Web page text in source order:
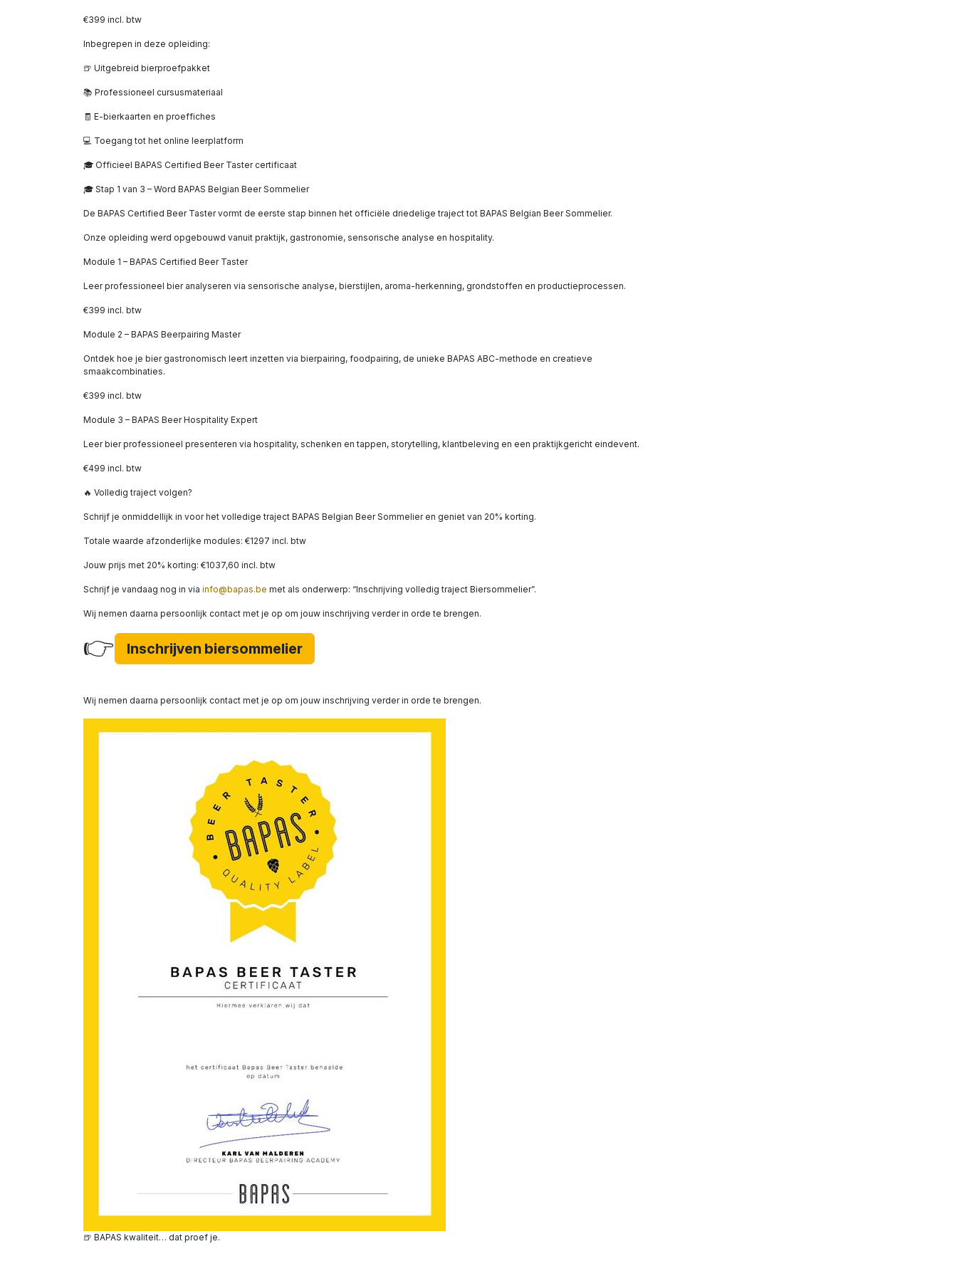
€399 incl. btw
Inbegrepen in deze opleiding:
🍺 Uitgebreid bierproefpakket
📚 Professioneel cursusmateriaal
🧾 E-bierkaarten en proeffiches
💻 Toegang tot het online leerplatform
🎓 Officieel BAPAS Certified Beer Taster certificaat
🎓 Stap 1 van 3 – Word BAPAS Belgian Beer Sommelier
De BAPAS Certified Beer Taster vormt de eerste stap binnen het officiële driedelige traject tot BAPAS Belgian Beer Sommelier.
Onze opleiding werd opgebouwd vanuit praktijk, gastronomie, sensorische analyse en hospitality.
Module 1 – BAPAS Certified Beer Taster
Leer professioneel bier analyseren via sensorische analyse, bierstijlen, aroma-herkenning, grondstoffen en productieprocessen.
€399 incl. btw
Module 2 – BAPAS Beerpairing Master
Ontdek hoe je bier gastronomisch leert inzetten via bierpairing, foodpairing, de unieke BAPAS ABC-methode en creatieve
smaakcombinaties.
€399 incl. btw
Module 3 – BAPAS Beer Hospitality Expert
Leer bier professioneel presenteren via hospitality, schenken en tappen, storytelling, klantbeleving en een praktijkgericht eindevent.
€499 incl. btw
🔥 Volledig traject volgen?
Schrijf je onmiddellijk in voor het volledige traject BAPAS Belgian Beer Sommelier en geniet van 20% korting.
Totale waarde afzonderlijke modules: €1297 incl. btw
Jouw prijs met 20% korting: €1037,60 incl. btw
Schrijf je vandaag nog in via info@bapas.be met als onderwerp: “Inschrijving volledig traject Biersommelier”.
Wij nemen daarna persoonlijk contact met je op om jouw inschrijving verder in orde te brengen.
👉 Inschrijven biersommelier
Wij nemen daarna persoonlijk contact met je op om jouw inschrijving verder in orde te brengen.
🍺 BAPAS kwaliteit… dat proef je.